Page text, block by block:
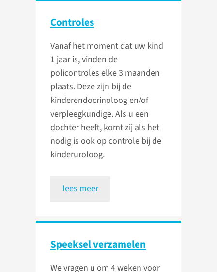
Controles
Vanaf het moment dat uw kind
1 jaar is, vinden de
policontroles elke 3 maanden
plaats. Deze zijn bij de
kinderendocrinoloog en/of
verpleegkundige. Als u een
dochter heeft, komt zij als het
nodig is ook op controle bij de
kinderuroloog.
lees meer
Speeksel verzamelen
We vragen u om 4 weken voor